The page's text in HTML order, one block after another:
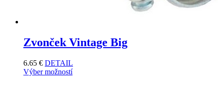
Zvonček Vintage Big
6.65 € DETAIL
Výber možností